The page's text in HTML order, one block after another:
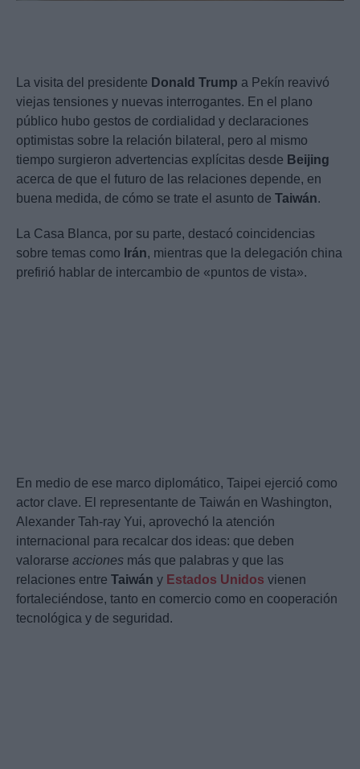
La visita del presidente Donald Trump a Pekín reavivó
viejas tensiones y nuevas interrogantes. En el plano
público hubo gestos de cordialidad y declaraciones
optimistas sobre la relación bilateral, pero al mismo
tiempo surgieron advertencias explícitas desde Beijing
acerca de que el futuro de las relaciones depende, en
buena medida, de cómo se trate el asunto de Taiwán.
La Casa Blanca, por su parte, destacó coincidencias
sobre temas como Irán, mientras que la delegación china
prefirió hablar de intercambio de «puntos de vista».
En medio de ese marco diplomático, Taipei ejerció como
actor clave. El representante de Taiwán en Washington,
Alexander Tah-ray Yui, aprovechó la atención
internacional para recalcar dos ideas: que deben
valorarse acciones más que palabras y que las
relaciones entre Taiwán y Estados Unidos vienen
fortaleciéndose, tanto en comercio como en cooperación
tecnológica y de seguridad.